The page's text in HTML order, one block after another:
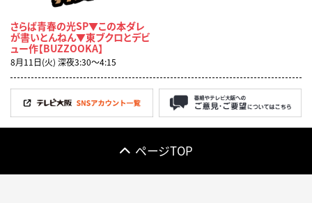
さらば青春の光SP▼この本ダレ
が書いとんねん▼東ブクロとデビ
ュー作【BUZZOOKA】
8月11日(火) 深夜3:30〜4:15
ページTOP